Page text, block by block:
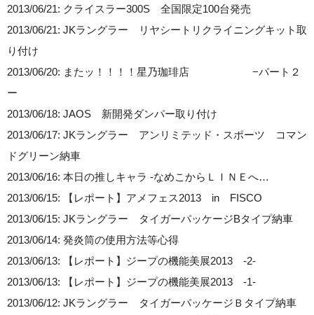
2013/06/21: クライスラー300S 全国限定100台発売
2013/06/21: JKラングラー リヤシートリクライニングキット取
り付け
2013/06/20: またッ！！！！星乃珈琲店 −パート２
ー
2013/06/18: JAOS 新開発ダンパー取り付け
2013/06/17: JKラングラー アンリミテッド・スポーツ コマン
ドグリーン納車
2013/06/16: 本日の推しキャラ -なめこからＬＩＮＥへ…
2013/06/15: 【レポート】アメフェス2013 in FISCO
2013/06/15: JKラングラー タイガーパッケージBタイプ納車
2013/06/14: 発炎筒の使用方法等心得
2013/06/13: 【レポート】ジープの機能美展2013 -2-
2013/06/13: 【レポート】ジープの機能美展2013 -1-
2013/06/12: JKラングラー タイガーパッケージＢタイプ納車